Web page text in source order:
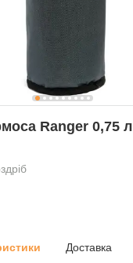
Ranger 0,75 л
Доставка